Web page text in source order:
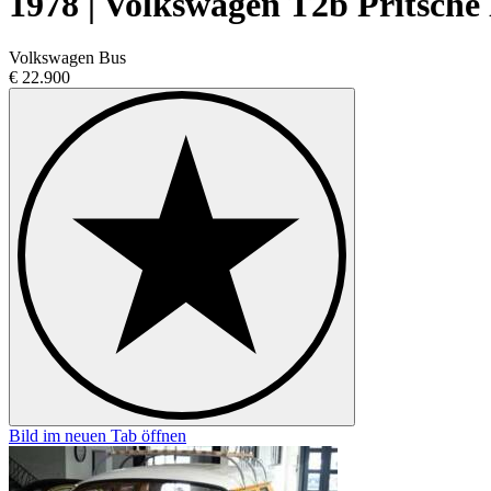
Volkswagen Bus
€ 22.900
Bild im neuen Tab öffnen